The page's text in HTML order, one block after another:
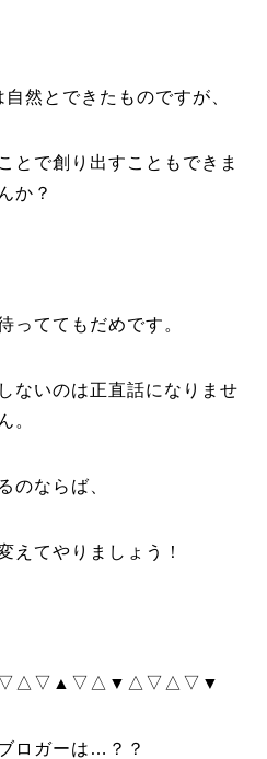
然とできたものですが、
とで創り出すこともできま
か？
っててもだめです。
ないのは正直話になりませ
ん。
のならば、
えてやりましょう！
ロガーは…？？